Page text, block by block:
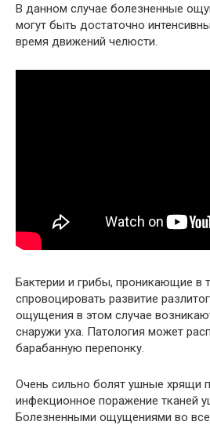
В данном случае болезненные
могут быть достаточно
время движений челюсти.
Бактерии и грибы, проникающие в
спровоцировать развитие
ощущения в этом случае
снаружи уха. Патология может
барабанную перепонку.
Очень сильно болят ушные хрящи
инфекционное поражение тканей
Болезненными ощущениями во